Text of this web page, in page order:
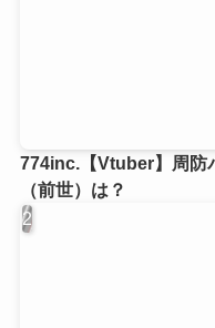
774inc.【Vtuber】周防
（前世）は？